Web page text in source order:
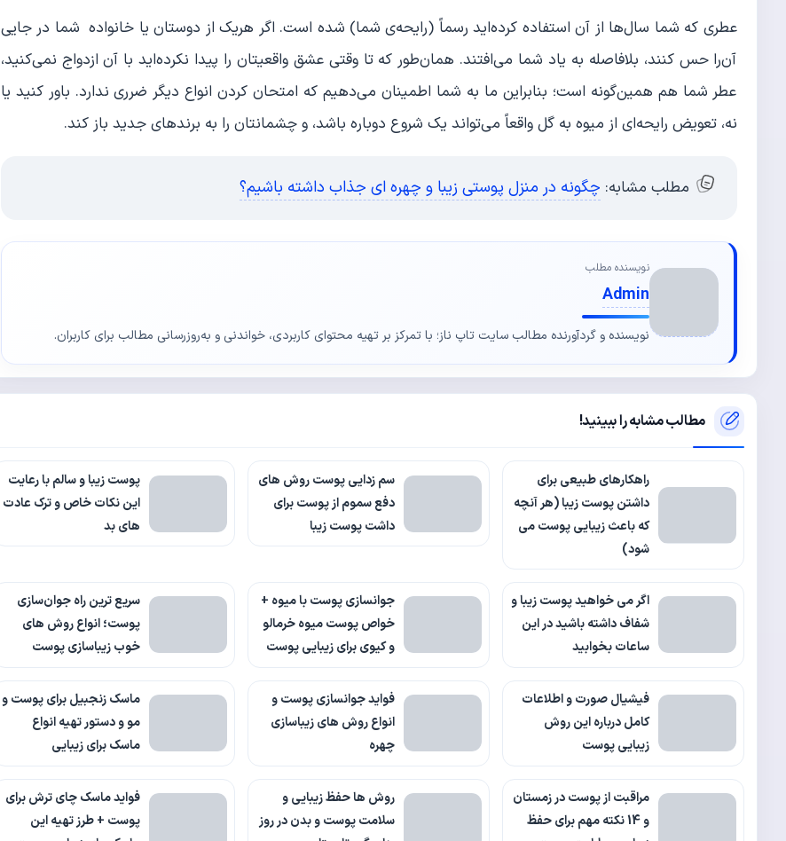
عطری که شما سال‌ها از آن استفاده کرده‌اید رسماً (رایحه‌ی شما) شده است. اگر هریک از دوستان یا خانواده شما در جایی
آن‌را حس کنند، بلافاصله به یاد شما می‌افتند. همان‌طور که تا وقتی عشق واقعیتان را پیدا نکرده‌اید با آن ازدواج نمی‌کنید،
عطر شما هم همین‌گونه است؛ بنابراین ما به شما اطمینان می‌دهیم که امتحان کردن انواع دیگر ضرری ندارد. باور کنید یا
نه، تعویض رایحه‌ای از میوه به گل واقعاً می‌تواند یک شروع دوباره باشد، و چشمانتان را به برند‌های جدید باز کند.
مطلب مشابه: چگونه در منزل پوستی زیبا و چهره ای جذاب داشته باشیم؟
نویسنده مطلب
Admin
نویسنده و گردآورنده مطالب سایت تاپ ناز؛ با تمرکز بر تهیه محتوای کاربردی، خواندنی و به‌روزرسانی مطالب برای کاربران.
مطالب مشابه را ببینید!
راهکارهای طبیعی برای
داشتن پوست زیبا (هر آنچه
که باعث زیبایی پوست می
شود)
سم زدایی پوست روش های
دفع سموم از پوست برای
داشت پوست زیبا
پوست زیبا و سالم با رعایت
این نکات خاص و ترک عادت
های بد
اگر می خواهید پوست زیبا و
شفاف داشته باشید در این
ساعات بخوابید
جوانسازی پوست با میوه +
خواص پوست میوه خرمالو
و کیوی برای زیبایی پوست
سریع ترین راه جوان‌سازی
پوست؛ انواع روش های
خوب زیباسازی پوست
فیشیال صورت و اطلاعات
کامل درباره این روش
زیبایی پوست
فواید جوانسازی پوست و
انواع روش های زیباسازی
چهره
ماسک زنجبیل برای پوست و‌
مو و دستور تهیه انواع
ماسک برای زیبایی
مراقبت از پوست در زمستان
و 14 نکته مهم برای حفظ
روش ها حفظ زیبایی و
سلامت پوست و بدن در روز
فواید ماسک چای ترش برای
پوست + طرز تهیه این